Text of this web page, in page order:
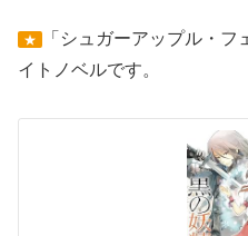
★
「シュガーアップル・
イトノベルです。